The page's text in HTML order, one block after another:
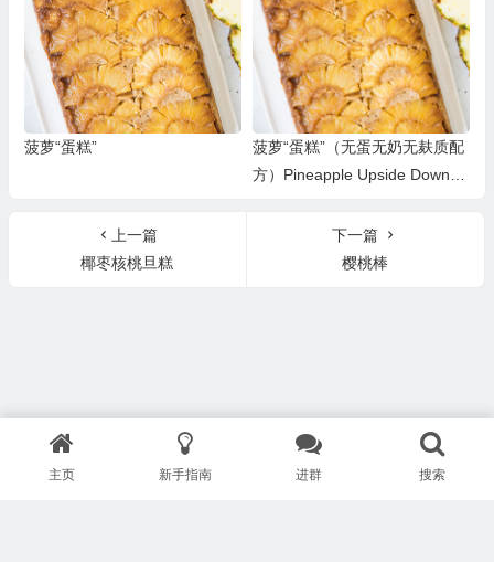
菠萝“蛋糕”
菠萝“蛋糕”（无蛋无奶无麸质配
方）Pineapple Upside Down
上一篇
椰枣核桃旦糕
下一篇
樱桃棒
主页 新手指南 进群 搜索